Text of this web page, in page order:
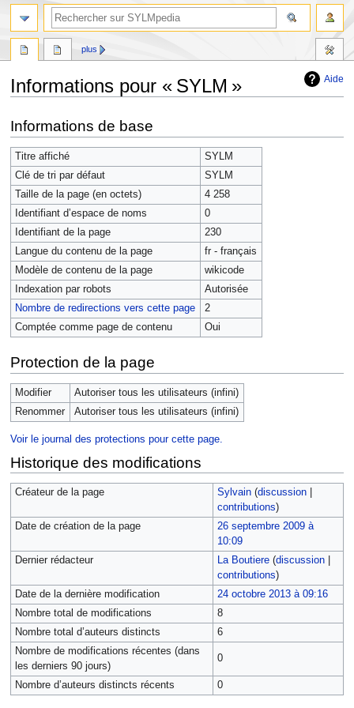
Aide
Informations pour « SYLM »
à
la
navigation
à
la
recherche
Informations de base
Titre affiché
SYLM
Clé de tri par défaut
SYLM
Taille de la page (en octets)
4 258
Identifiant dʼespace de noms
0
Identifiant de la page
230
Langue du contenu de la page
fr - français
Modèle de contenu de la page
wikicode
Indexation par robots
Autorisée
Nombre de redirections vers cette page
2
Comptée comme page de contenu
Oui
Protection de la page
Modifier
Autoriser tous les utilisateurs (infini)
Renommer
Autoriser tous les utilisateurs (infini)
Voir le journal des protections pour cette page.
Historique des modifications
Créateur de la page Sylvain (discussion|
contributions)
Date de création de la page
26 septembre 2009 à
10:09
Dernier rédacteur
La Boutiere (discussion|
contributions)
Date de la dernière modification
24 octobre 2013 à 09:16
Nombre total de modifications
8
Nombre total d’auteurs distincts
6
Nombre de modifications récentes (dans
les derniers 90 jours)
0
Nombre d’auteurs distincts récents 0
plus